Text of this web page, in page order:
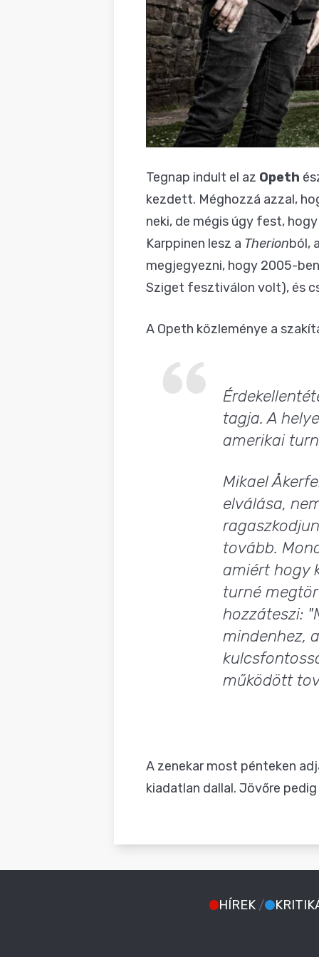
Tegnap indult el az Opeth
kezdett. Méghozzá azzal,
neki, de mégis úgy fest,
Karppinen lesz a Therionból,
megjegyezni, hogy 2005-
Sziget fesztiválon volt), és
A Opeth közleménye a
tagja. A
amerikai
Mikael
elválása,
tovább.
amiért hogy
turné
hozzáteszi:
mindenhez,
működött
A zenekar most pénteken
kiadatlan dallal. Jövőre
HÍREK /